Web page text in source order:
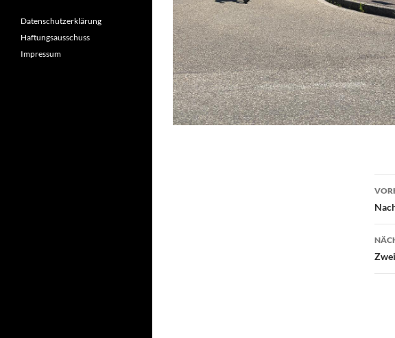
Datenschutzerklärung
Haftungsausschuss
Impressum